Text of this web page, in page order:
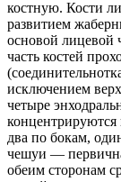
костную. Кости
развитием
основой лицевой
часть костей
исключением
четыре
концентрируются
два по бокам,
чешуи —
обеим сторонам